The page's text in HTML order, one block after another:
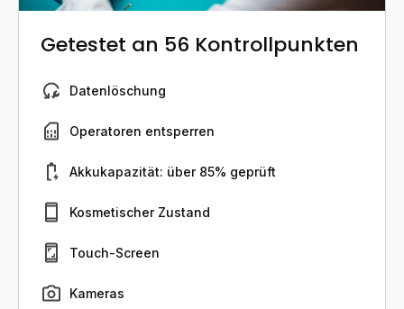
Getestet an 56 Kontrollpunkten
Datenlöschung
Operatoren entsperren
Akkukapazität: über 85% geprüft
Kosmetischer Zustand
Touch-Screen
Kameras